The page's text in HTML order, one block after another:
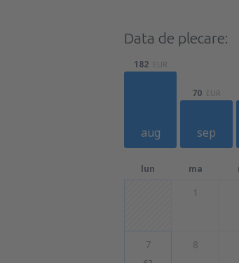
Data de plecare:
aug
182 EUR
sep
70 EUR
lun ma
1
7 8